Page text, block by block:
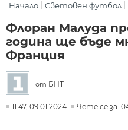
Начало Световен футбол
Флоран Малуда
година ще бъде
Франция
от БНТ
11:47, 09.01.2024 Чете се за: